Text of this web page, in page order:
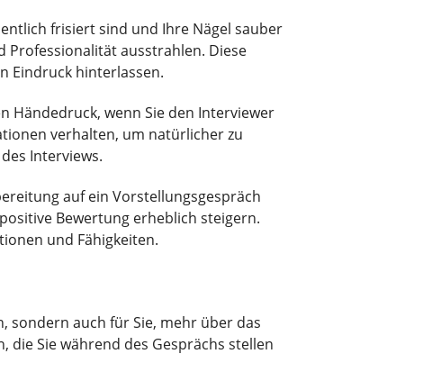
frisiert sind und Ihre Nägel sauber
Professionalität ausstrahlen. Diese
Eindruck hinterlassen.
Händedruck, wenn Sie den Interviewer
verhalten, um natürlicher zu
Interviews.
auf ein Vorstellungsgespräch
Bewertung erheblich steigern.
und Fähigkeiten.
sondern auch für Sie, mehr über das
Sie während des Gesprächs stellen